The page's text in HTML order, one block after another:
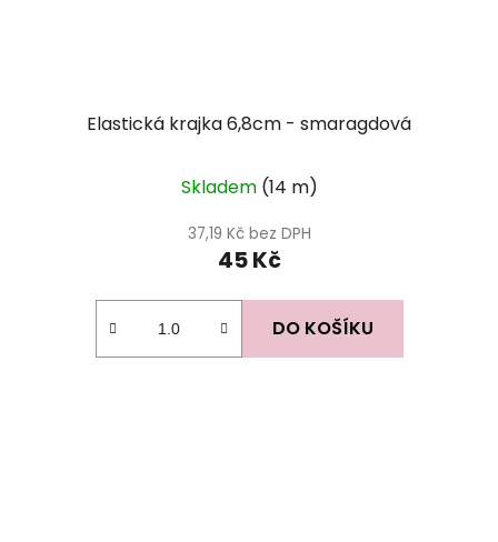
Elastická krajka 6,8cm - smaragdová
Skladem (14 m)
37,19 Kč bez DPH
45 Kč
DO KOŠÍKU